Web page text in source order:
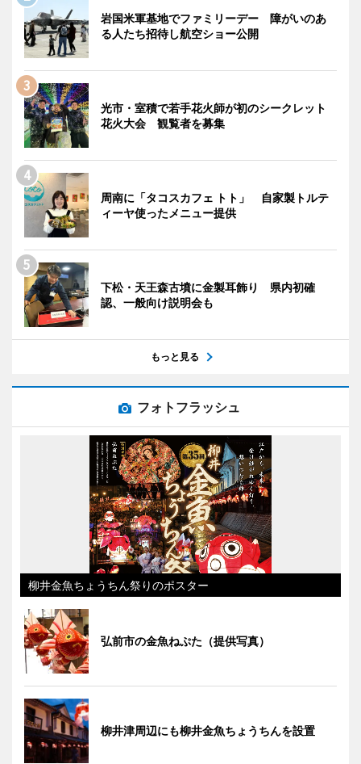
岩国米軍基地でファミリーデー 障がいのあ
る人たち招待し航空ショー公開
光市・室積で若手花火師が初のシークレット
花火大会 観覧者を募集
周南に「タコスカフェ トト」 自家製トルテ
ィーヤ使ったメニュー提供
下松・天王森古墳に金製耳飾り 県内初確
認、一般向け説明会も
もっと見る
フォトフラッシュ
柳井金魚ちょうちん祭りのポスター
弘前市の金魚ねぷた（提供写真）
柳井津周辺にも柳井金魚ちょうちんを設置